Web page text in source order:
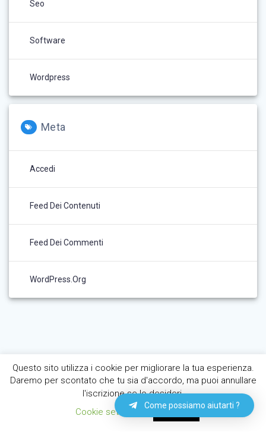
Seo
Software
Wordpress
Meta
Accedi
Feed Dei Contenuti
Feed Dei Commenti
WordPress.org
Questo sito utilizza i cookie per migliorare la tua esperienza.
Daremo per scontato che tu sia d'accordo, ma puoi annullare
l'iscrizione se lo desideri.
Cookie settings
ACCETTA
Come possiamo aiutarti ?